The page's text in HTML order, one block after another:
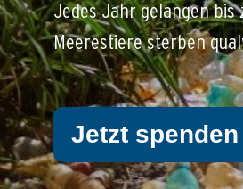
Jedes Jahr gelangen bis
Meerestiere sterben
Jetzt spenden